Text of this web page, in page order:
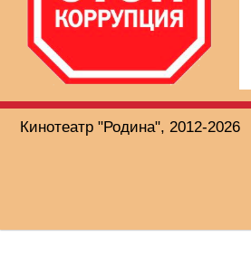
Кинотеатр "Родина", 2012-2026